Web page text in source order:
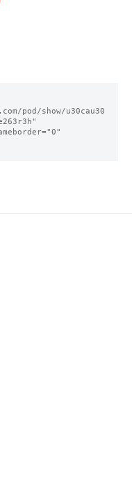
pod/show/u30cau30